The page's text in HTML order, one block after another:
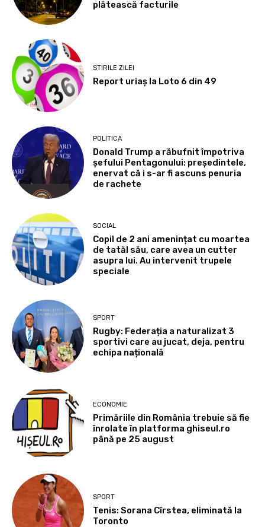
plătească facturile
STIRILE ZILEI
Report uriaș la Loto 6 din 49
POLITICA
Donald Trump a răbufnit împotriva
șefului Pentagonului: președintele,
enervat că i s-ar fi ascuns penuria
de rachete
SOCIAL
Copil de 2 ani amenințat cu moartea
de tatăl său, care avea un cutter
asupra lui. Au intervenit trupele
speciale
SPORT
Rugby: Federația a naturalizat 3
sportivi care au jucat, deja, pentru
echipa națională
ECONOMIE
Primăriile din România trebuie să fie
înrolate în platforma ghiseul.ro
până pe 25 august
SPORT
Tenis: Sorana Cîrstea, eliminată la
Toronto